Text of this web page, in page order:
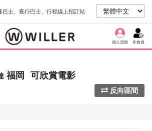
巴士、夜行巴士、行程線上預訂站
個人頁面 非會員
福岡 可欣賞電影
反向區間